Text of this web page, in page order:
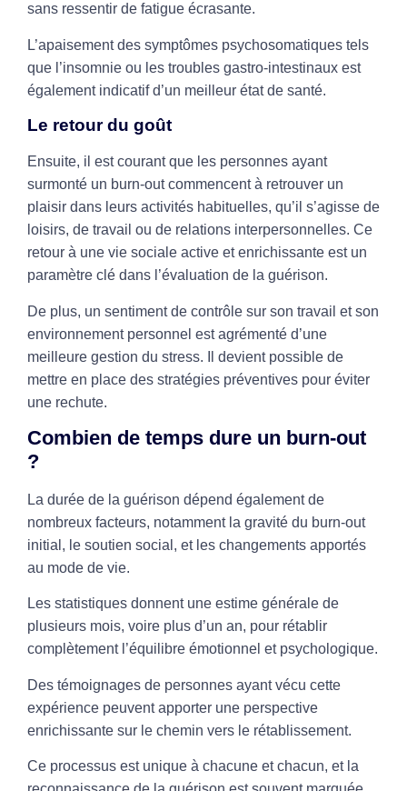
sans ressentir de fatigue écrasante.
L’apaisement des symptômes psychosomatiques tels
que l’insomnie ou les troubles gastro-intestinaux est
également indicatif d’un meilleur état de santé.
Le retour du goût
Ensuite, il est courant que les personnes ayant
surmonté un burn-out commencent à retrouver un
plaisir dans leurs activités habituelles, qu’il s’agisse de
loisirs, de travail ou de relations interpersonnelles. Ce
retour à une vie sociale active et enrichissante est un
paramètre clé dans l’évaluation de la guérison.
De plus, un sentiment de contrôle sur son travail et son
environnement personnel est agrémenté d’une
meilleure gestion du stress. Il devient possible de
mettre en place des stratégies préventives pour éviter
une rechute.
Combien de temps dure un burn-out
?
La durée de la guérison dépend également de
nombreux facteurs, notamment la gravité du burn-out
initial, le soutien social, et les changements apportés
au mode de vie.
Les statistiques donnent une estime générale de
plusieurs mois, voire plus d’un an, pour rétablir
complètement l’équilibre émotionnel et psychologique.
Des témoignages de personnes ayant vécu cette
expérience peuvent apporter une perspective
enrichissante sur le chemin vers le rétablissement.
Ce processus est unique à chacune et chacun, et la